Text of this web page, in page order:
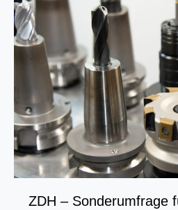
Ergebnis
abgebrochen
ZDH – Sonderumfrage